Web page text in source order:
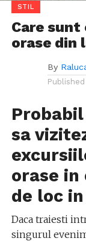
STIL
Care sunt
orase din
By
sa
orase
de loc
Daca traiesti
singurul